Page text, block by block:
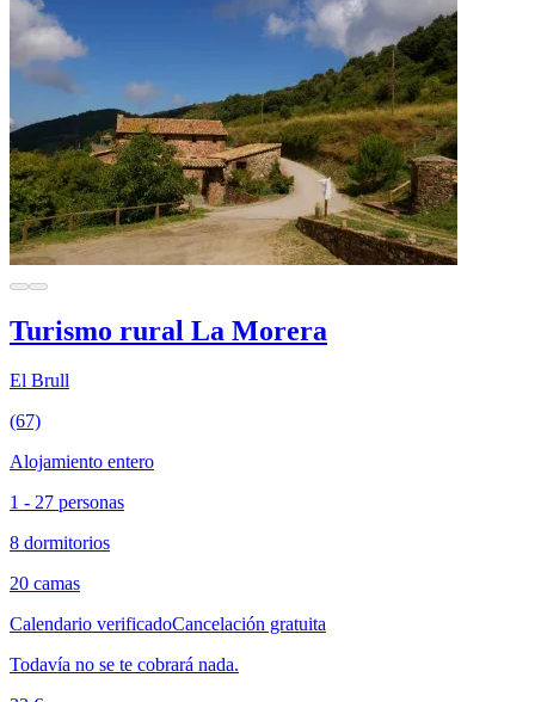
Turismo rural La Morera
El Brull
(67)
Alojamiento entero
1 - 27 personas
8 dormitorios
20 camas
Calendario verificadoCancelación gratuita
Todavía no se te cobrará nada.